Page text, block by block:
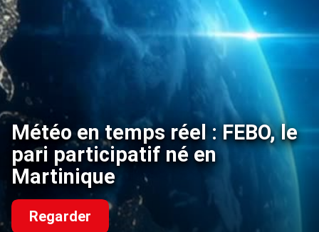
Météo en temps réel : FEBO, le
pari participatif né en
Martinique
Regarder